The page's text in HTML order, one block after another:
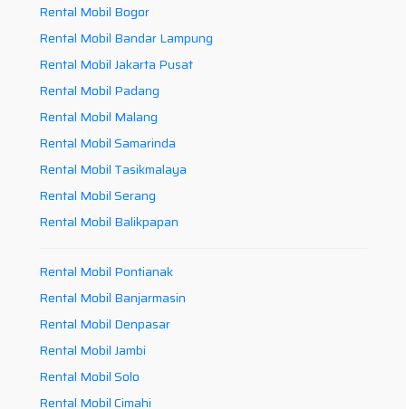
Rental Mobil Bogor
Rental Mobil Bandar Lampung
Rental Mobil Jakarta Pusat
Rental Mobil Padang
Rental Mobil Malang
Rental Mobil Samarinda
Rental Mobil Tasikmalaya
Rental Mobil Serang
Rental Mobil Balikpapan
Rental Mobil Pontianak
Rental Mobil Banjarmasin
Rental Mobil Denpasar
Rental Mobil Jambi
Rental Mobil Solo
Rental Mobil Cimahi